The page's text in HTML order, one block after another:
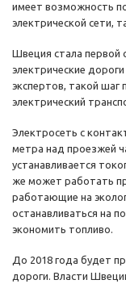
имеет возможность
электрической сети,
Швеция стала первой
электрические
экспертов, такой
электрический
Электросеть с
метра над проезжей
устанавливается
же может работать
работающие на
останавливаться на
экономить топливо.
До 2018 года будет
дороги. Власти